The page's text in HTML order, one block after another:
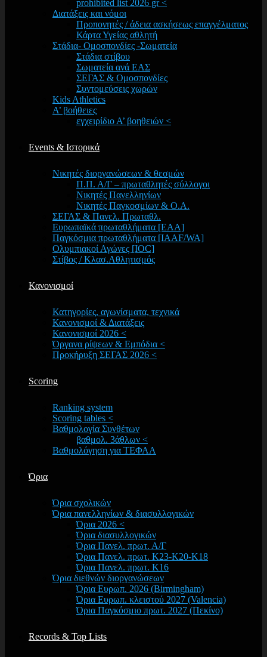
prohibited list 2026 gr <
Διατάξεις και νόμοι
Προπονητές / άδεια ασκήσεως επαγγέλματος
Κάρτα Υγείας αθλητή
Στάδια- Ομοσπονδίες -Σωματεία
Στάδια στίβου
Σωματεία ανά ΕΑΣ
ΣΕΓΑΣ & Ομοσπονδίες
Συντομεύσεις χωρών
Kids Athletics
Α’ βοήθειες
εγχειρίδιο Α’ βοηθειών <
Events & Ιστορικά
Νικητές διοργανώσεων & θεσμών
Π.Π. Α/Γ – πρωταθλητές σύλλογοι
Νικητές Πανελληνίων
Νικητές Παγκοσμίων & Ο.Α.
ΣΕΓΑΣ & Πανελ. Πρωταθλ.
Ευρωπαϊκά πρωταθλήματα [EAA]
Παγκόσμια πρωταθλήματα [IAAF/WA]
Ολυμπιακοί Αγώνες [IOC]
Στίβος / Κλασ.Αθλητισμός
Κανονισμοί
Κατηγορίες, αγωνίσματα, τεχνικά
Κανονισμοί & Διατάξεις
Κανονισμοί 2026 <
Όργανα ρίψεων & Εμπόδια <
Προκήρυξη ΣΕΓΑΣ 2026 <
Scoring
Ranking system
Scoring tables <
Βαθμολογία Συνθέτων
βαθμολ. 3άθλων <
Βαθμολόγηση για ΤΕΦΑΑ
Όρια
Όρια σχολικών
Όρια πανελληνίων & διασυλλογικών
Όρια 2026 <
Όρια διασυλλογικών
Όρια Πανελ. πρωτ. Α/Γ
Όρια Πανελ. πρωτ. Κ23-Κ20-Κ18
Όρια Πανελ. πρωτ. Κ16
Όρια διεθνών διοργανώσεων
Όρια Ευρωπ. 2026 (Birmingham)
Όρια Ευρωπ. κλειστού 2027 (Valencia)
Όρια Παγκόσμιο πρωτ. 2027 (Πεκίνο)
Records & Top Lists